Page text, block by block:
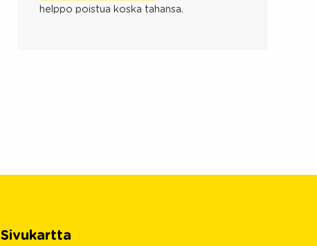
helppo poistua koska tahansa.
Sivukartta